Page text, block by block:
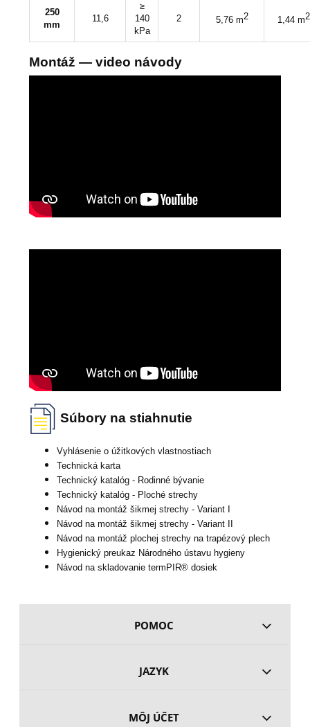
250
mm
11,6
≥
140
kPa
2 5,76 m2 1,44 m2
Montáž — video návody
Súbory na stiahnutie
Vyhlásenie o úžitkových vlastnostiach
Technická karta
Technický katalóg - Rodinné bývanie
Technický katalóg - Ploché strechy
Návod na montáž šikmej strechy - Variant I
Návod na montáž šikmej strechy - Variant II
Návod na montáž plochej strechy na trapézový plech
Hygienický preukaz Národného ústavu hygieny
Návod na skladovanie termPIR® dosiek
POMOC
JAZYK
MÔJ ÚČET